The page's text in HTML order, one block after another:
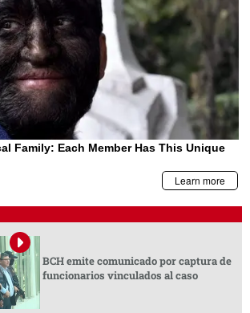
BCH emite comunicado por captura de
funcionarios vinculados al caso